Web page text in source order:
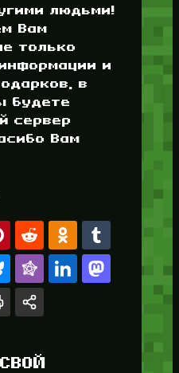
людьми!
Вам
только
и
в
будете
сервер
Вам